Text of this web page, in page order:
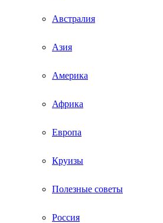
Австралия
Азия
Америка
Африка
Европа
Круизы
Полезные советы
Россия